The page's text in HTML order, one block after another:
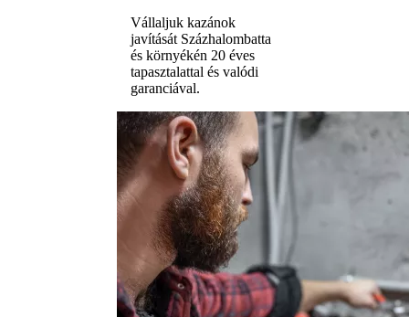
Vállaljuk kazánok
javítását Százhalombatta
és környékén 20 éves
tapasztalattal és valódi
garanciával.